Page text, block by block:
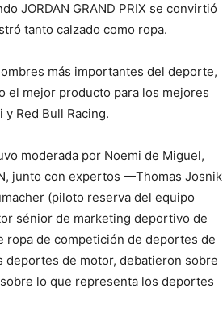
JORDAN GRAND PRIX se convirtió
tanto calzado como ropa.
más importantes del deporte,
el mejor producto para los mejores
Red Bull Racing.
moderada por Noemi de Miguel,
junto con expertos —Thomas Josnik
(piloto reserva del equipo
sénior de marketing deportivo de
ropa de competición de deportes de
de motor, debatieron sobre
lo que representa los deportes